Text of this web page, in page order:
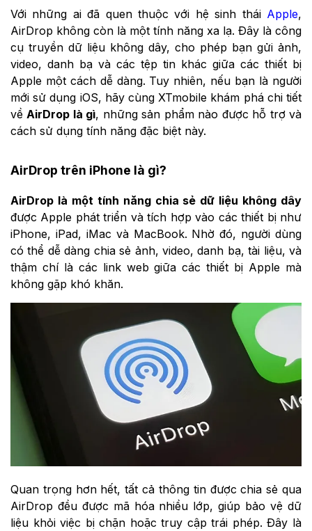
Với những ai đã quen thuộc với hệ sinh thái Apple,
AirDrop không còn là một tính năng xa lạ. Đây là công
cụ truyền dữ liệu không dây, cho phép bạn gửi ảnh,
video, danh bạ và các tệp tin khác giữa các thiết bị
Apple một cách dễ dàng. Tuy nhiên, nếu bạn là người
mới sử dụng iOS, hãy cùng XTmobile khám phá chi tiết
về AirDrop là gì, những sản phẩm nào được hỗ trợ và
cách sử dụng tính năng đặc biệt này.
AirDrop trên iPhone là gì?
AirDrop là một tính năng chia sẻ dữ liệu không dây
được Apple phát triển và tích hợp vào các thiết bị như
iPhone, iPad, iMac và MacBook. Nhờ đó, người dùng
có thể dễ dàng chia sẻ ảnh, video, danh bạ, tài liệu, và
thậm chí là các link web giữa các thiết bị Apple mà
không gặp khó khăn.
Quan trọng hơn hết, tất cả thông tin được chia sẻ qua
AirDrop đều được mã hóa nhiều lớp, giúp bảo vệ dữ
liệu khỏi việc bị chặn hoặc truy cập trái phép. Đây là